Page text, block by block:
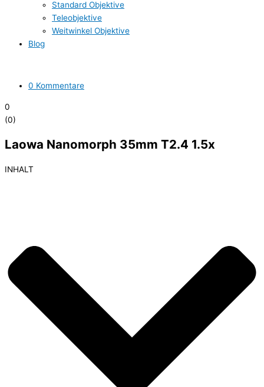
Standard Objektive
Teleobjektive
Weitwinkel Objektive
Blog
0 Kommentare
0
(0)
Laowa Nanomorph 35mm T2.4 1.5x
INHALT